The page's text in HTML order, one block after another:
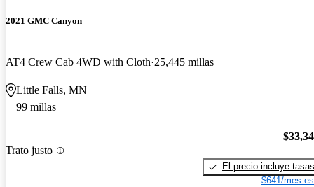
2021 GMC Canyon
AT4 Crew Cab 4WD with Cloth 25,445 millas
Little Falls, MN
99 millas
Trato justo
El precio incluye tasas
$641/mes